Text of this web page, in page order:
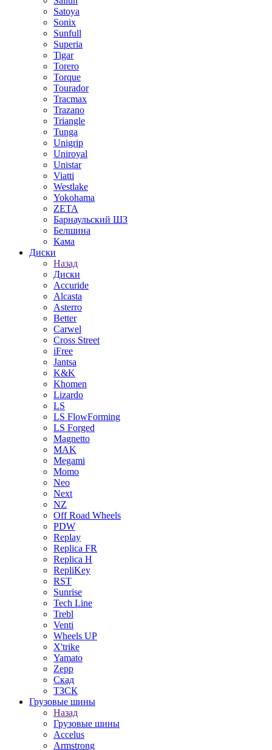
Satoya
Sonix
Sunfull
Superia
Tigar
Torero
Torque
Tourador
Tracmax
Trazano
Triangle
Tunga
Unigrip
Uniroyal
Unistar
Viatti
Westlake
Yokohama
ZETA
Барнаульский ШЗ
Белшина
Кама
Диски
Назад
Диски
Accuride
Alcasta
Asterro
Better
Carwel
Cross Street
iFree
Jantsa
K&K
Khomen
Lizardo
LS
LS FlowForming
LS Forged
Magnetto
MAK
Megami
Momo
Neo
Next
NZ
Off Road Wheels
PDW
Replay
Replica FR
Replica H
RepliKey
RST
Sunrise
Tech Line
Trebl
Venti
Wheels UP
X'trike
Yamato
Zepp
Скад
ТЗСК
Грузовые шины
Назад
Грузовые шины
Accelus
Armstrong